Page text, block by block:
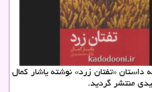
داستان «تفتان زرد» نوشته یاشار کمال
منتشر گردید.